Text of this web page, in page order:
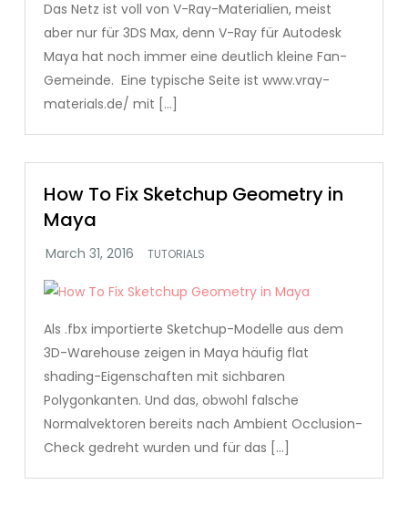
Das Netz ist voll von V-Ray-Materialien, meist
aber nur für 3DS Max, denn V-Ray für Autodesk
Maya hat noch immer eine deutlich kleine Fan-
Gemeinde. Eine typische Seite ist www.vray-
materials.de/ mit […]
How To Fix Sketchup Geometry in
Maya
TUTORIALS
Als .fbx importierte Sketchup-Modelle aus dem
3D-Warehouse zeigen in Maya häufig flat
shading-Eigenschaften mit sichbaren
Polygonkanten. Und das, obwohl falsche
Normalvektoren bereits nach Ambient Occlusion-
Check gedreht wurden und für das […]